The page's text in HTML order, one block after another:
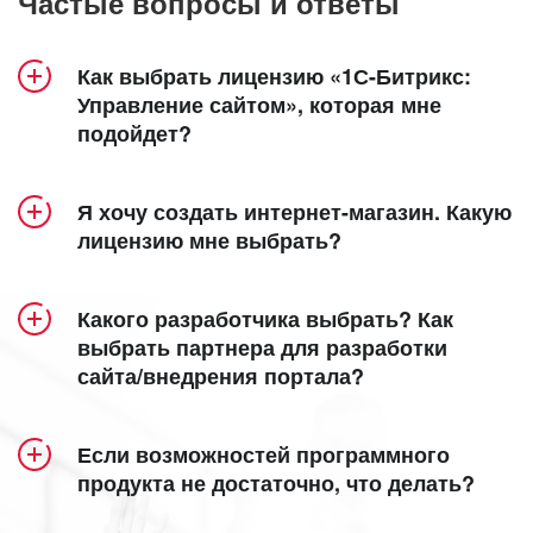
Как выбрать лицензию «1С-Битрикс:
Управление сайтом», которая мне
подойдет?
Продукт «1С-Битрикс: Управление сайтом»
включает 5 лицензий – «Старт», «Стандарт»,
Посмотрите удобную детальную
таблицу
сравнения лицензий, в которой наглядно
представлен функционал каждой из них.
Общие сведения:
Я хочу создать интернет-магазин. Какую
лицензию мне выбрать?
лицензиях
«Малый бизнес» ,«Бизнес»
«Энтерпрайз».
Кроме того, специально для самых
разработали собственнуюeCommerce-
платформудля продаж в интернете,
Какого разработчика выбрать? Как
выбрать партнера для разработки
сайта/внедрения портала?
Все зависит от ваших задач и требований. Мы
предлагаем несколько вариантов поиска
Если возможностей программного
продукта не достаточно, что делать?